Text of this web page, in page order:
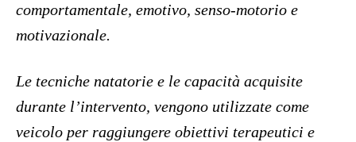
comportamentale, emotivo, senso-motorio e
motivazionale.
Le tecniche natatorie e le capacità acquisite
durante l’intervento, vengono utilizzate come
veicolo per raggiungere obiettivi terapeutici e